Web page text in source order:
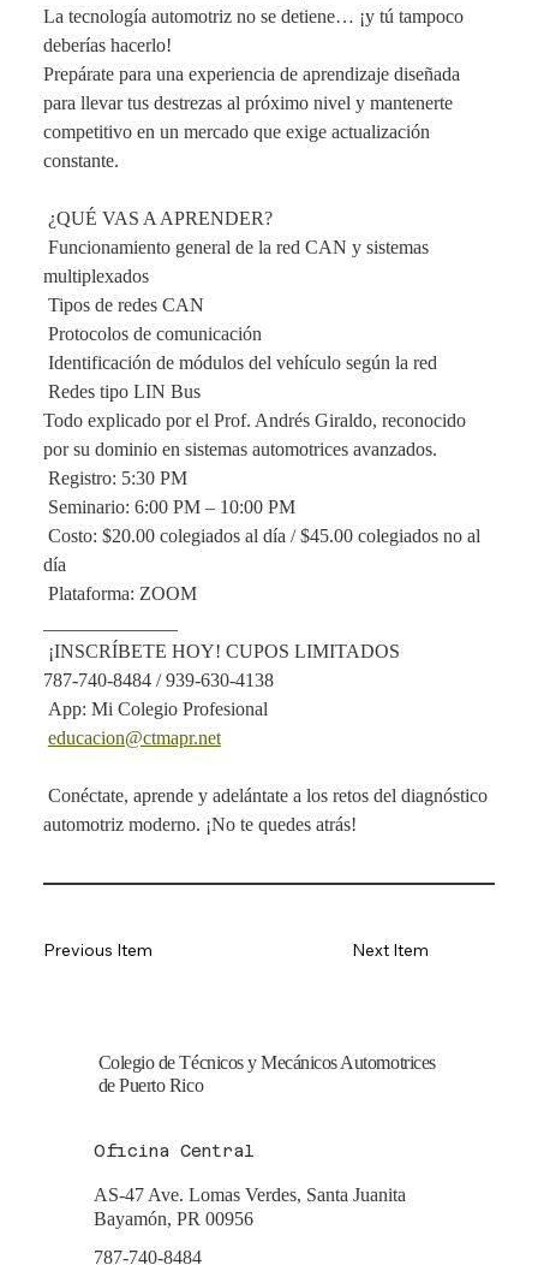
La tecnología automotriz no se detiene… ¡y tú tampoco
deberías hacerlo!
Prepárate para una experiencia de aprendizaje diseñada
para llevar tus destrezas al próximo nivel y mantenerte
competitivo en un mercado que exige actualización
constante.
¿QUÉ VAS A APRENDER?
multiplexados
Tipos de redes CAN
Protocolos de comunicación
Identificación de módulos del vehículo según la red
Redes tipo LIN Bus
Todo explicado por el Prof. Andrés Giraldo, reconocido
por su dominio en sistemas automotrices avanzados.
Registro: 5:30 PM
Seminario: 6:00 PM – 10:00 PM
día
Plataforma: ZOOM
¡INSCRÍBETE HOY! CUPOS LIMITADOS
787-740-8484 / 939-630-4138
App: Mi Colegio Profesional
educacion@ctmapr.net
automotriz moderno. ¡No te quedes atrás!
Next Item
Previous Item
Colegio de Técnicos y Mecánicos Automotrices
de Puerto Rico
Oficina Central
AS-47 Ave. Lomas Verdes, Santa Juanita
Bayamón, PR 00956
787-740-8484